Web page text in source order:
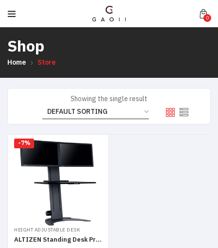
0
Shop
Home Store
Showing the single result
-7%
HEIGHT ADJUSTABLE DESK
ALTIZEN Standing Desk Pro Dual Monitor